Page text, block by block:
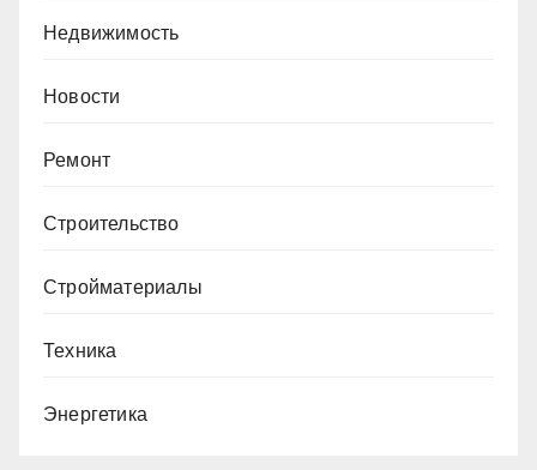
Недвижимость
Новости
Ремонт
Строительство
Стройматериалы
Техника
Энергетика